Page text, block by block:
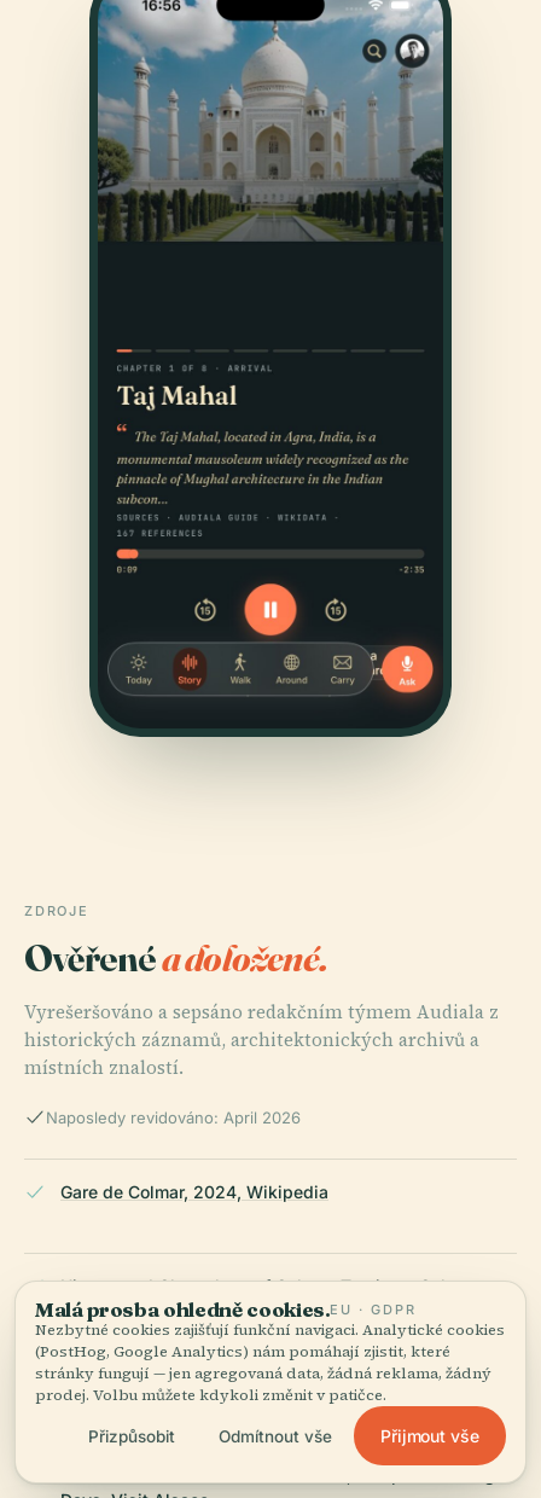
ZDROJE
Ověřenéa doložené.
Vyrešeršováno a sepsáno redakčním týmem Audiala z
historických záznamů, architektonických archivů a
místních znalostí.
Naposledy revidováno: April 2026
Gare de Colmar, 2024, Wikipedia
History and Chronology of Colmar, Tourisme Colmar
Gare de Colmar Architectural Heritage, Patrimoine SNCF
Malá prosba ohledně cookies.EU · GDPR
Nezbytné cookies zajišťují funkční navigaci. Analytické cookies
(PostHog, Google Analytics) nám pomáhají zjistit, které
stránky fungují — jen agregovaná data, žádná reklama, žádný
prodej. Volbu můžete kdykoli změnit v patičce.
Přizpůsobit Odmítnout vše Přijmout vše